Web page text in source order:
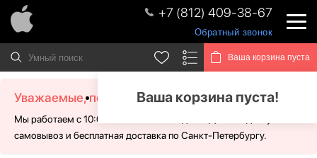
+7 (812) 409-38-67
Обратный звонок
Ваша корзина пуста
Ваша корзина пуста!
Уважаемые, посетители!
Мы работаем с 10:00 - 21:00 без выходных. Для Вас доступен
самовывоз и бесплатная доставка по Санкт-Петербургу.